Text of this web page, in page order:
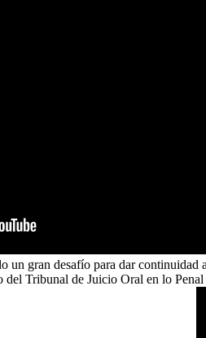
un gran desafío para dar
Tribunal de Juicio Oral en lo